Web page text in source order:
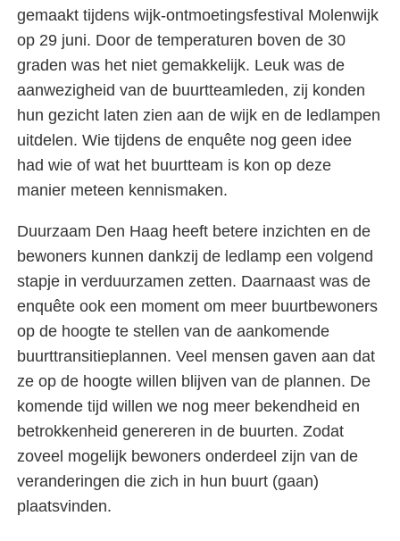
gemaakt tijdens wijk-ontmoetingsfestival Molenwijk
op 29 juni. Door de temperaturen boven de 30
graden was het niet gemakkelijk. Leuk was de
aanwezigheid van de buurtteamleden, zij konden
hun gezicht laten zien aan de wijk en de ledlampen
uitdelen. Wie tijdens de enquête nog geen idee
had wie of wat het buurtteam is kon op deze
manier meteen kennismaken.
Duurzaam Den Haag heeft betere inzichten en de
bewoners kunnen dankzij de ledlamp een volgend
stapje in verduurzamen zetten. Daarnaast was de
enquête ook een moment om meer buurtbewoners
op de hoogte te stellen van de aankomende
buurttransitieplannen. Veel mensen gaven aan dat
ze op de hoogte willen blijven van de plannen. De
komende tijd willen we nog meer bekendheid en
betrokkenheid genereren in de buurten. Zodat
zoveel mogelijk bewoners onderdeel zijn van de
veranderingen die zich in hun buurt (gaan)
plaatsvinden.